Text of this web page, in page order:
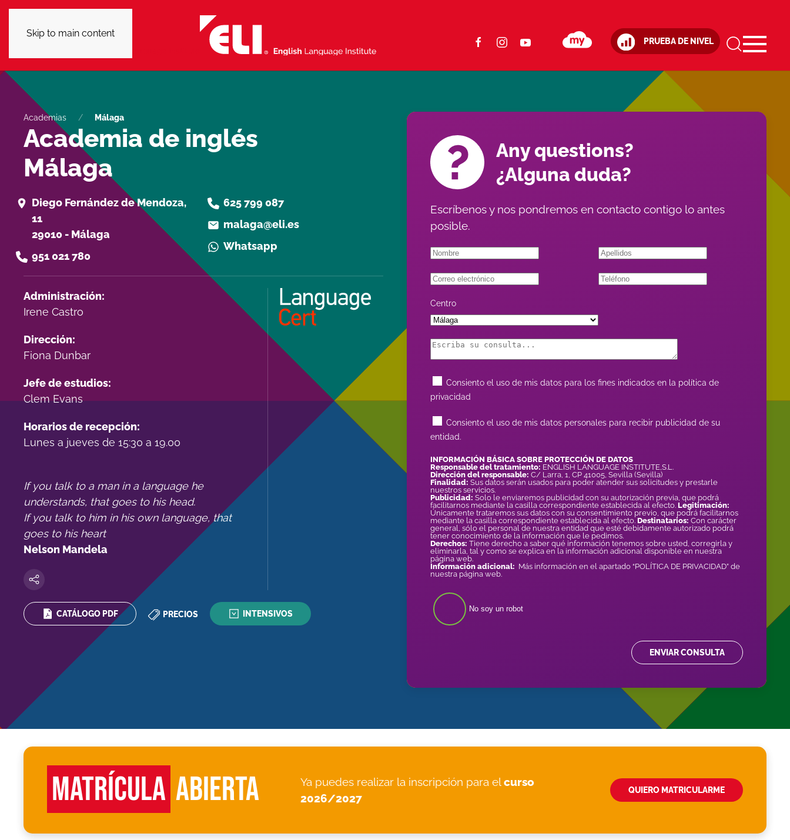
Skip to main content
PRUEBA DE NIVEL
Academias Málaga
Academia de inglés
Málaga
Diego Fernández de Mendoza,
11
29010 - Málaga
951 021 780
625 799 087
malaga@eli.es
Whatsapp
Administración:
Irene Castro
Dirección:
Fiona Dunbar
Jefe de estudios:
Clem Evans
Horarios de recepción:
Lunes a jueves de 15:30 a 19.00
If you talk to a man in a language he
understands, that goes to his head.
If you talk to him in his own language, that
goes to his heart
Nelson Mandela
CATÁLOGO PDF PRECIOS INTENSIVOS
Any questions?
¿Alguna duda?
Escríbenos y nos pondremos en contacto contigo lo antes
posible.
Centro
Consiento el uso de mis datos para los fines indicados en la política de
privacidad
Consiento el uso de mis datos personales para recibir publicidad de su
entidad.
INFORMACIÓN BÁSICA SOBRE PROTECCIÓN DE DATOS
Responsable del tratamiento: ENGLISH LANGUAGE INSTITUTE,S.L.
Dirección del responsable: C/ Larra, 1, CP 41005, Sevilla (Sevilla)
Finalidad: Sus datos serán usados para poder atender sus solicitudes y prestarle
nuestros servicios.
Publicidad: Solo le enviaremos publicidad con su autorización previa, que podrá
facilitarnos mediante la casilla correspondiente establecida al efecto. Legitimación:
Únicamente trataremos sus datos con su consentimiento previo, que podrá facilitarnos
mediante la casilla correspondiente establecida al efecto. Destinatarios: Con carácter
general, sólo el personal de nuestra entidad que esté debidamente autorizado podrá
tener conocimiento de la información que le pedimos.
Derechos: Tiene derecho a saber qué información tenemos sobre usted, corregirla y
eliminarla, tal y como se explica en la información adicional disponible en nuestra
página web.
Información adicional: Más información en el apartado “POLÍTICA DE PRIVACIDAD” de
nuestra página web.
No soy un robot
ENVIAR CONSULTA
MATRÍCULA ABIERTA Ya puedes realizar la inscripción para elcurso
2026/2027
QUIERO MATRICULARME